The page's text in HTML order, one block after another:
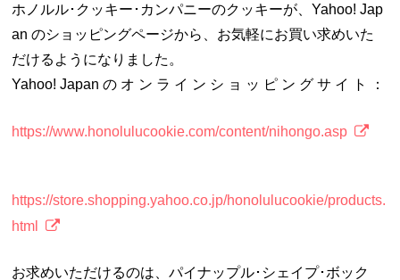
ホノルル･クッキー･カンパニーのクッキーが、Yahoo! Jap
an のショッピングページから、お気軽にお買い求めいた
だけるようになりました。
Yahoo! Japan の オ ン ラ イ ン シ ョ ッ ピ ン グ サ イ ト ：
https://www.honolulucookie.com/content/nihongo.asp
https://store.shopping.yahoo.co.jp/honolulucookie/products.
html
お求めいただけるのは、パイナップル･シェイプ･ボック